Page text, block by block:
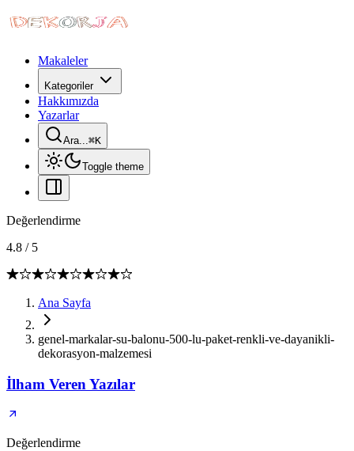
Makaleler
Kategoriler
Hakkımızda
Yazarlar
Ara...⌘K
Toggle theme
Değerlendirme
4.8 / 5
Ana Sayfa
genel-markalar-su-balonu-500-lu-paket-renkli-ve-dayanikli-
dekorasyon-malzemesi
İlham Veren Yazılar
Değerlendirme